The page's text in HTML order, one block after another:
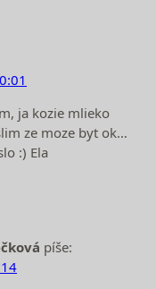
ja kozie mlieko
ze moze byt ok…
:) Ela
píše: